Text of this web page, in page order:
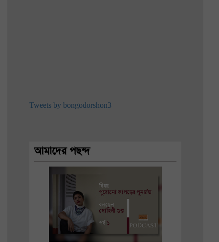
Tweets by bongodorshon3
আমাদের পছন্দ